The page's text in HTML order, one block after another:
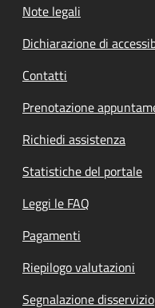
Note legali
Dichiarazione di
Contatti
Prenotazione
Richiedi assistenza
Statistiche del portale
Leggi le FAQ
Pagamenti
Riepilogo valutazioni
Segnalazione disservizio